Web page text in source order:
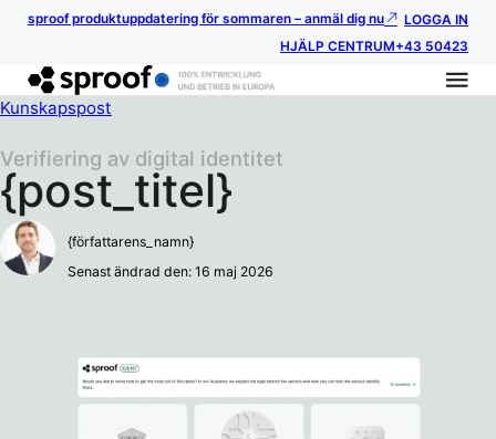
sproof produktuppdatering för sommaren – anmäl dig nu
LOGGA IN
HJÄLP CENTRUM+43 50423
Kunskapspost
{post_titel}
Verifiering av digital identitet
{författarens_namn}
Senast ändrad den: 16 maj 2026